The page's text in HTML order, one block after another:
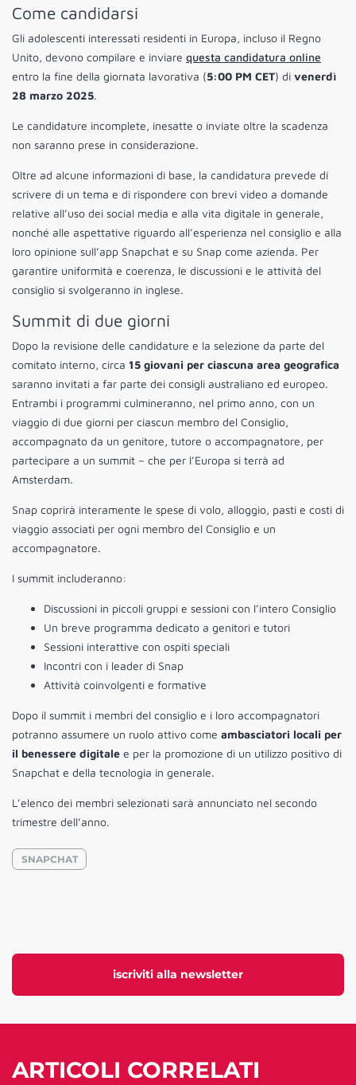
iscriviti alla newsletter
Come candidarsi
Gli adolescenti interessati residenti in Europa, incluso il Regno
Unito, devono compilare e inviare questa candidatura online
entro la fine della giornata lavorativa (5:00 PM CET) di venerdì
28 marzo 2025.
Le candidature incomplete, inesatte o inviate oltre la scadenza
non saranno prese in considerazione.
Oltre ad alcune informazioni di base, la candidatura prevede di
scrivere di un tema e di rispondere con brevi video a domande
relative all’uso dei social media e alla vita digitale in generale,
nonché alle aspettative riguardo all’esperienza nel consiglio e alla
loro opinione sull’app Snapchat e su Snap come azienda. Per
garantire uniformità e coerenza, le discussioni e le attività del
consiglio si svolgeranno in inglese.
Summit di due giorni
Dopo la revisione delle candidature e la selezione da parte del
comitato interno, circa 15 giovani per ciascuna area geografica
saranno invitati a far parte dei consigli australiano ed europeo.
Entrambi i programmi culmineranno, nel primo anno, con un
viaggio di due giorni per ciascun membro del Consiglio,
accompagnato da un genitore, tutore o accompagnatore, per
partecipare a un summit – che per l’Europa si terrà ad
Amsterdam.
Snap coprirà interamente le spese di volo, alloggio, pasti e costi di
viaggio associati per ogni membro del Consiglio e un
accompagnatore.
I summit includeranno:
Discussioni in piccoli gruppi e sessioni con l’intero Consiglio
Un breve programma dedicato a genitori e tutori
Sessioni interattive con ospiti speciali
Incontri con i leader di Snap
Attività coinvolgenti e formative
Dopo il summit i membri del consiglio e i loro accompagnatori
potranno assumere un ruolo attivo come ambasciatori locali per
il benessere digitale e per la promozione di un utilizzo positivo di
Snapchat e della tecnologia in generale.
L’elenco dei membri selezionati sarà annunciato nel secondo
trimestre dell’anno.
SNAPCHAT
ARTICOLI CORRELATI